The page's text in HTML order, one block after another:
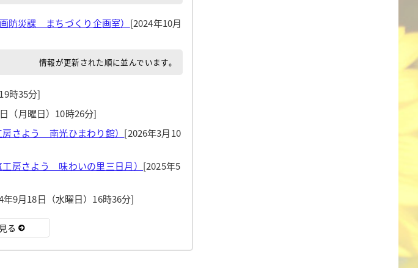
防災課 まちづくり企画室） [2024年10月
情報が更新された順に並んでいます。
時35分]
（月曜日）10時26分]
さよう 南光ひまわり館） [2026年3月10
房さよう 味わいの里三日月） [2025年5
年9月18日（水曜日）16時36分]
る